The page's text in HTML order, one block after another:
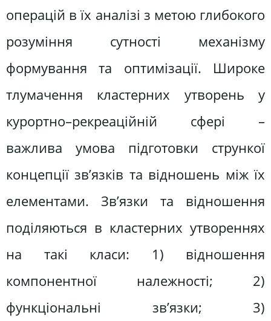
операцій в їх аналізі з метою глибокого
розуміння сутності механізму
формування та оптимізації. Широке
тлумачення кластерних утворень у
курортно–рекреаційній сфері –
важлива умова підготовки стрункої
концепції зв’язків та відношень між їх
елементами. Зв’язки та відношення
поділяються в кластерних утвореннях
на такі класи: 1) відношення
компонентної належності; 2)
функціональні зв’язки; 3)